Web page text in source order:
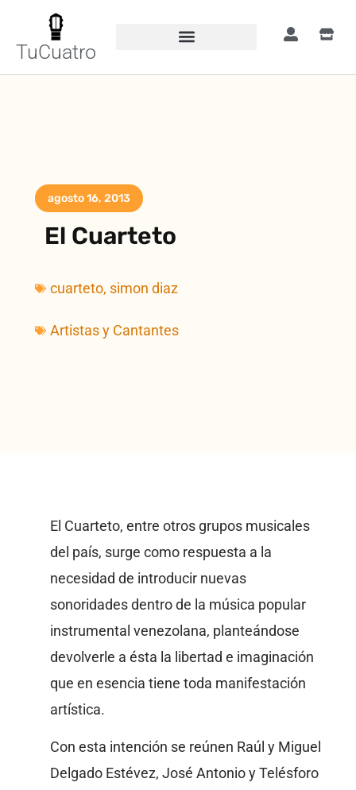
TuCuatro
agosto 16, 2013
El Cuarteto
cuarteto, simon diaz
Artistas y Cantantes
El Cuarteto, entre otros grupos musicales
del país, surge como respuesta a la
necesidad de introducir nuevas
sonoridades dentro de la música popular
instrumental venezolana, planteándose
devolverle a ésta la libertad e imaginación
que en esencia tiene toda manifestación
artística.
Con esta intención se reúnen Raúl y Miguel
Delgado Estévez, José Antonio y Telésforo